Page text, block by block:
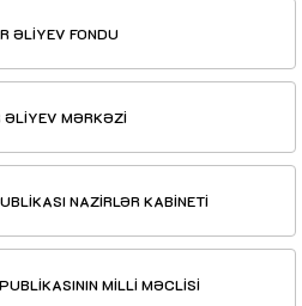
ƏLİYEV FONDU
ƏLİYEV MƏRKƏZİ
NAZİRLƏR KABİNETİ
MİLLİ MƏCLİSİ